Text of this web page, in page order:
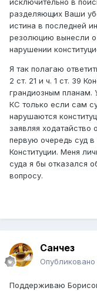
исключительно в
разделяющих Ваши
истина в последней
резолюцию вынесли
нарушении
Я так полагаю
2 ст. 21 и ч. 1 ст. 39
грандиозным планам.
КС только если сам
нарушаются
заявляя
первую очередь суд
Конституции. Меня
суда я бы отказался
вопросу.
Санчез
Опубликовано
Поддерживаю